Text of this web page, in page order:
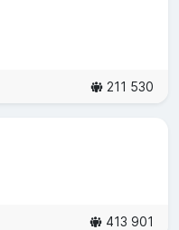
211 530
413 901